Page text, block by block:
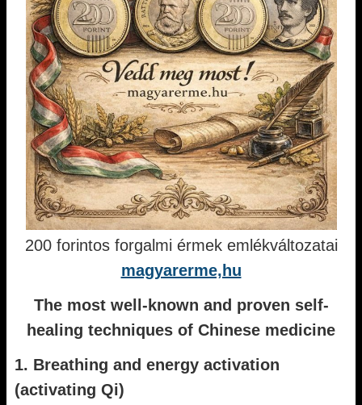
200 forintos forgalmi érmek emlékváltozatai
magyarerme,hu
The most well-known and proven self-
healing techniques of Chinese medicine
1. Breathing and energy activation
(activating Qi)